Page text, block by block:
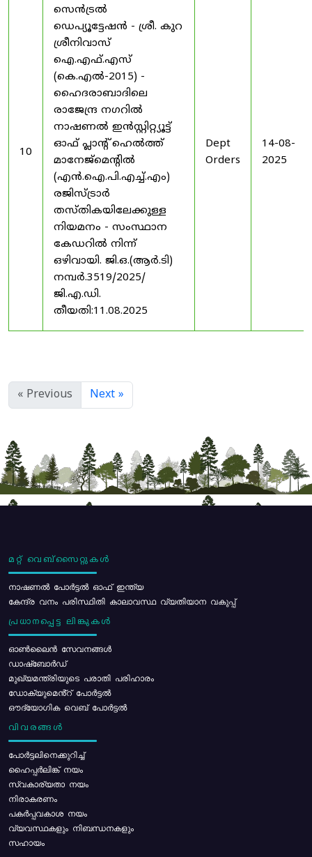
10
സെൻട്രൽ
ഡെപ്യൂട്ടേഷൻ - ശ്രീ. കുറ
ശ്രീനിവാസ്
ഐ.എഫ്.എസ്
(കെ.എൽ-2015) -
ഹൈദരാബാദിലെ
രാജേന്ദ്ര നഗറിൽ
നാഷണൽ ഇൻസ്റ്റിറ്റ്യൂട്ട്
ഓഫ് പ്ലാന്റ് ഹെൽത്ത്
മാനേജ്‌മെന്റിൽ
(എൻ.ഐ.പി.എച്ച്.എം)
രജിസ്ട്രാർ
തസ്തികയിലേക്കുള്ള
നിയമനം - സംസ്ഥാന
കേഡറിൽ നിന്ന്
ഒഴിവായി. ജി.ഒ.(ആർ.ടി)
നമ്പർ.3519/2025/
ജി.എ.ഡി.
തീയതി:11.08.2025
Dept
Orders
14-08-
2025
« Previous Next »
മറ്റ് വെബ്സൈറ്റുകൾ
നാഷണൽ പോർട്ടൽ ഓഫ് ഇന്ത്യ
കേന്ദ്ര വനം പരിസ്ഥിതി കാലാവസ്ഥ വ്യതിയാന വകുപ്പ്
പ്രധാനപ്പെട്ട ലിങ്കുകൾ
ഓൺലൈൻ സേവനങ്ങൾ
ഡാഷ്ബോർഡ്
മുഖ്യമന്ത്രിയുടെ പരാതി പരിഹാരം
ഡോക്യുമെൻ്റ് പോർട്ടൽ
ഔദ്യോഗിക വെബ് പോർട്ടൽ
വിവരങ്ങൾ
പോര്‍ട്ടലിനെക്കുറിച്ച്
ഹൈപ്പർലിങ്ക് നയം
സ്വകാര്യതാ നയം
നിരാകരണം
പകർപ്പവകാശ നയം
വ്യവസ്ഥകളും നിബന്ധനകളും
സഹായം